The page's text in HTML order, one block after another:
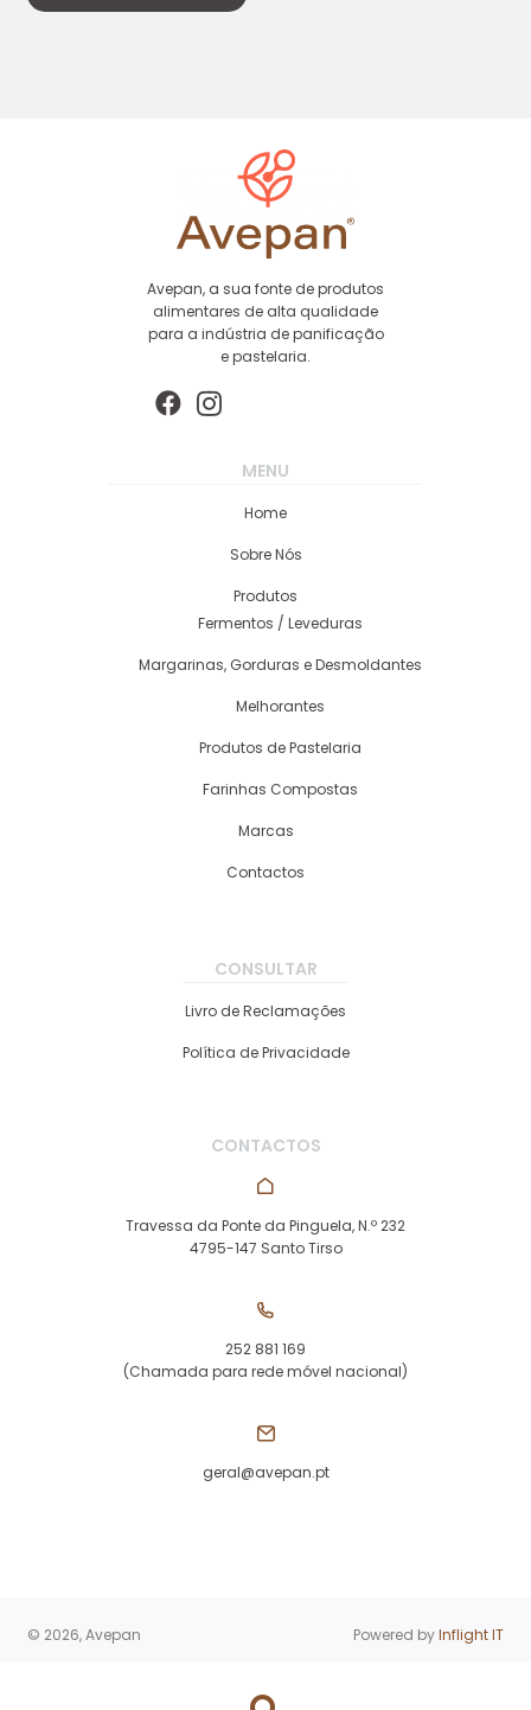
Avepan, a sua fonte de produtos
alimentares de alta qualidade
para a indústria de panificação
e pastelaria.
MENU
Home
Sobre Nós
Produtos
Fermentos / Leveduras
Margarinas, Gorduras e Desmoldantes
Melhorantes
Produtos de Pastelaria
Farinhas Compostas
Marcas
Contactos
CONSULTAR
Livro de Reclamações
Política de Privacidade
CONTACTOS
Travessa da Ponte da Pinguela, N.º 232
4795-147 Santo Tirso
252 881 169
(Chamada para rede móvel nacional)
geral@avepan.pt
© 2026, Avepan Powered byInflight IT